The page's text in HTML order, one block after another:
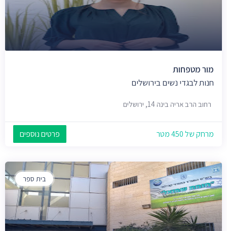
מור מטפחות
חנות לבגדי נשים בירושלים
רחוב הרב אריה בינה 14, ירושלים
מרחק של 450 מטר פרטים נוספים
בית ספר